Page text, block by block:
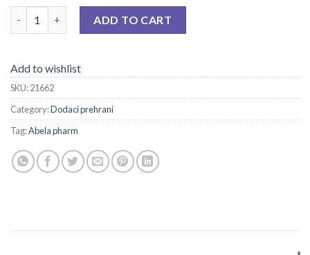
ADD TO CART
Add to wishlist
SKU:21662
Category:Dodaci prehrani
Tag:Abela pharm